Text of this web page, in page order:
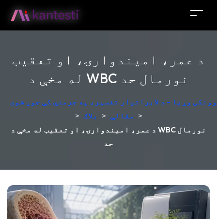
د عمر، امیندوارۍ، او تعقیب
له مخې د WBC نورمال حد
وړیا - د لابراتوار تفسیر، په جرمني کې جوړ شوی
> بلاګ > مقالې >
د عمر، امیندوارۍ، او تعقیب له مخې د WBC نورمال
حد